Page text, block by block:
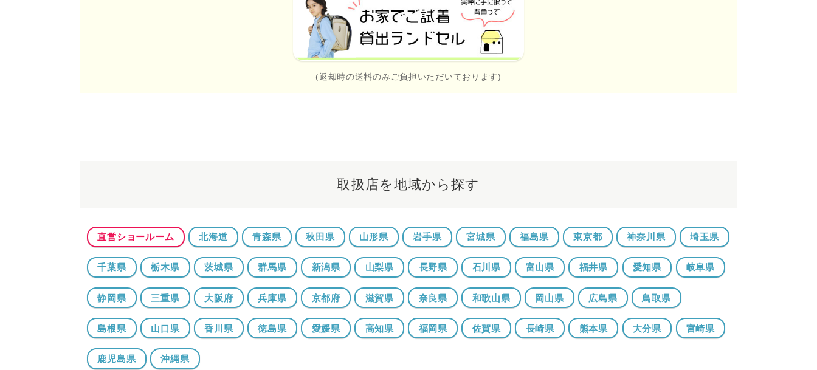
(返却時の送料のみご負担いただいております)
取扱店を地域から探す
直営ショールーム 北海道 青森県 秋田県 山形県 岩手県 宮城県 福島県 東京都 神奈川県 埼玉県
千葉県 栃木県 茨城県 群馬県 新潟県 山梨県 長野県 石川県 富山県 福井県 愛知県 岐阜県
静岡県 三重県 大阪府 兵庫県 京都府 滋賀県 奈良県 和歌山県 岡山県 広島県 鳥取県
島根県 山口県 香川県 徳島県 愛媛県 高知県 福岡県 佐賀県 長崎県 熊本県 大分県 宮崎県
鹿児島県 沖縄県